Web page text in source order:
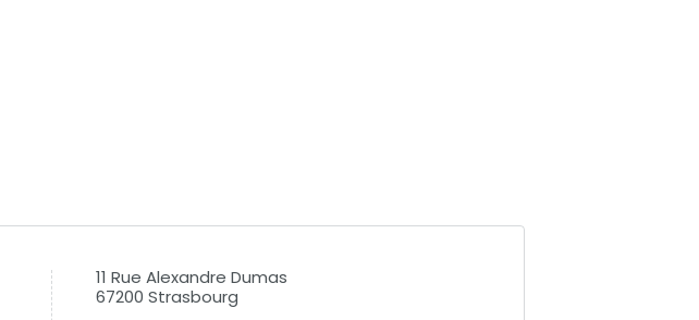
11 Rue Alexandre Dumas
67200 Strasbourg